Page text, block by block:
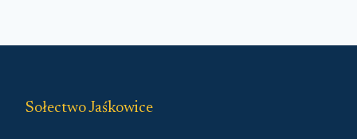
Sołectwo Jaśkowice